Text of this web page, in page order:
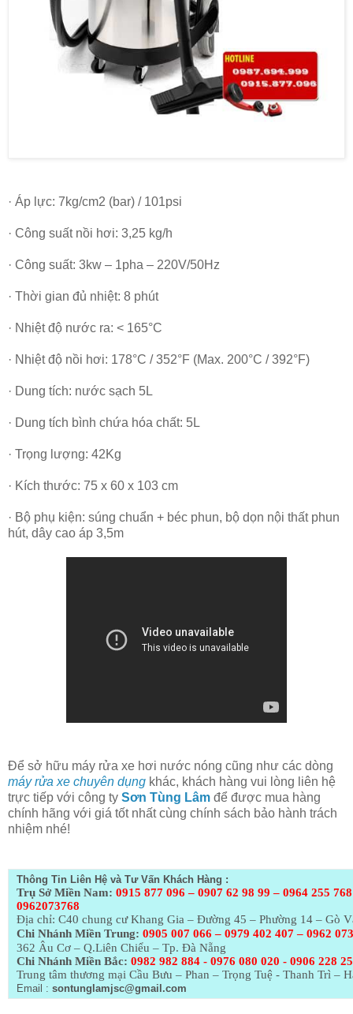
· Áp lực: 7kg/cm2 (bar) / 101psi
· Công suất nồi hơi: 3,25 kg/h
· Công suất: 3kw – 1pha – 220V/50Hz
· Thời gian đủ nhiệt: 8 phút
· Nhiệt độ nước ra: < 165°C
· Nhiệt độ nồi hơi: 178°C / 352°F (Max. 200°C / 392°F)
· Dung tích: nước sạch 5L
· Dung tích bình chứa hóa chất: 5L
· Trọng lượng: 42Kg
· Kích thước: 75 x 60 x 103 cm
· Bộ phụ kiện: súng chuẩn + béc phun, bộ dọn nội thất phun
hút, dây cao áp 3,5m
Để sở hữu máy rửa xe hơi nước nóng cũng như các dòng
máy rửa xe chuyên dụng khác, khách hàng vui lòng liên hệ
trực tiếp với công ty Sơn Tùng Lâm để được mua hàng
chính hãng với giá tốt nhất cùng chính sách bảo hành trách
nhiệm nhé!
Thông Tin Liên Hệ và Tư Vấn Khách Hàng :
Trụ Sở Miền Nam: 0915 877 096 – 0907 62 98 99 – 0964 255
0962073768
Địa chỉ: C40 chung cư Khang Gia – Đường 45 – Phường 14 – Gò
Chi Nhánh Miền Trung: 0905 007 066 – 0979 402 407 – 0962 073
362 Âu Cơ – Q.Liên Chiểu – Tp. Đà Nẵng
Chi Nhánh Miền Bắc: 0982 982 884 - 0976 080 020 - 0906 228
Trung tâm thương mại Cầu Bưu – Phan – Trọng Tuệ - Thanh Trì –
Email : sontunglamjsc@gmail.com